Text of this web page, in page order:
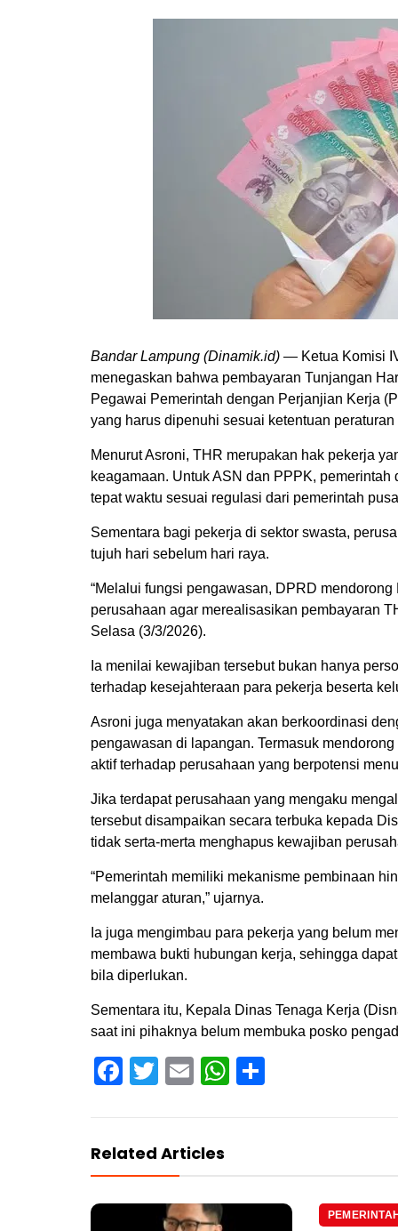
Bandar Lampung (Dinamik.id) — Ketua Komisi
menegaskan bahwa pembayaran Tunjangan
Pegawai Pemerintah dengan Perjanjian Kerja
yang harus dipenuhi sesuai ketentuan
Menurut Asroni, THR merupakan hak pekerja
keagamaan. Untuk ASN dan PPPK,
tepat waktu sesuai regulasi dari pemerintah
Sementara bagi pekerja di sektor swasta,
tujuh hari sebelum hari raya.
“Melalui fungsi pengawasan, DPRD
perusahaan agar merealisasikan pembayaran
Selasa (3/3/2026).
Ia menilai kewajiban tersebut bukan hanya
terhadap kesejahteraan para pekerja beserta
Asroni juga menyatakan akan berkoordinasi
pengawasan di lapangan. Termasuk
aktif terhadap perusahaan yang berpotensi
Jika terdapat perusahaan yang mengaku
tersebut disampaikan secara terbuka kepada
tidak serta-merta menghapus kewajiban
“Pemerintah memiliki mekanisme pembinaan
melanggar aturan,” ujarnya.
Ia juga mengimbau para pekerja yang belum
membawa bukti hubungan kerja, sehingga
bila diperlukan.
Sementara itu, Kepala Dinas Tenaga Kerja
saat ini pihaknya belum membuka posko
Facebook
TwitterEmailWhatsApp
Related Articles